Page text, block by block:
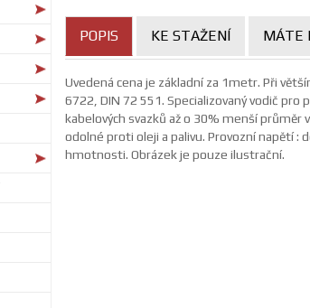
POPIS KE STAŽENÍ MÁTE
Uvedená cena je základní za 1metr. Při
6722, DIN 72 551. Specializovaný vodič
kabelových svazků až o 30% menší průměr
odolné proti oleji a palivu. Provozní napětí :
hmotnosti. Obrázek je pouze ilustrační.